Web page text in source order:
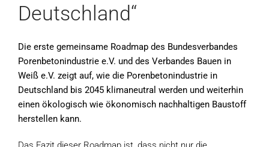
Deutschland“
Die erste gemeinsame Roadmap des Bundesverbandes
Porenbetonindustrie e.V. und des Verbandes Bauen in
Weiß e.V. zeigt auf, wie die Porenbetonindustrie in
Deutschland bis 2045 klimaneutral werden und weiterhin
einen ökologisch wie ökonomisch nachhaltigen Baustoff
herstellen kann.